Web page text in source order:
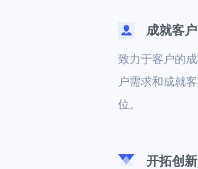
成就客户
致力于客户的
户需求和成就
位。
开拓创新